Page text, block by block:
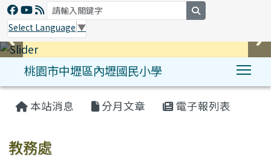
Select Language ▼
桃園市中壢區內壢國民小學
:::
本站消息 分月文章 電子報列表
教務處